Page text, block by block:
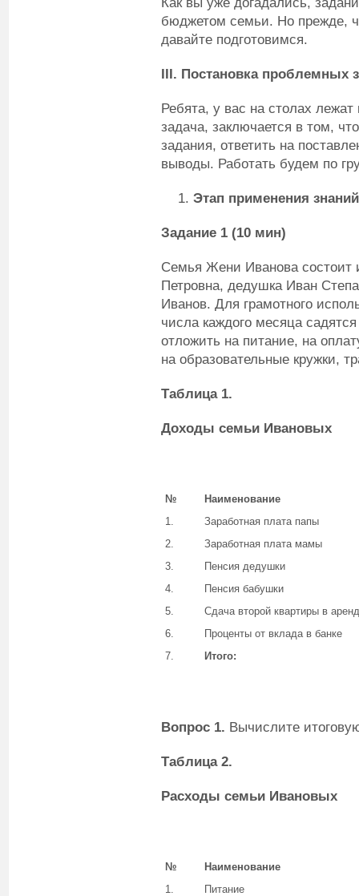
бюджетом семьи. Но прежде,
давайте подготовимся.
III. Постановка проблемных
Ребята, у вас на столах
задача, заключается в том,
задания, ответить на
выводы. Работать будем по
Этап применения
Задание 1 (10 мин)
Семья Жени Иванова состоит
Петровна, дедушка Иван
Иванов. Для грамотного
числа каждого месяца
отложить на питание, на
на образовательные кружки,
Таблица 1.
Доходы семьи Ивановых
№
Наименование
1.
Заработная плата папы
2.
Заработная плата мамы
3.
Пенсия дедушки
4.
Пенсия бабушки
5.
Сдача второй квартиры в
6.
Проценты от вклада в банке
7.
Итого:
Вопрос 1. Вычислите
Таблица 2.
Расходы семьи Ивановых
№
Наименование
1.
Питание